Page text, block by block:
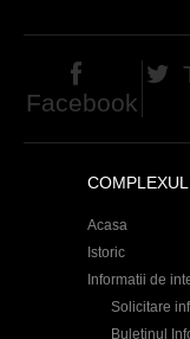
Facebook
Acasa
Istoric
Informatii de
Solicitare
Buletinul